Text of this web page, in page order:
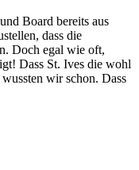
Board bereits aus
dass die
Doch egal wie oft,
Dass St. Ives die wohl
wir schon. Dass